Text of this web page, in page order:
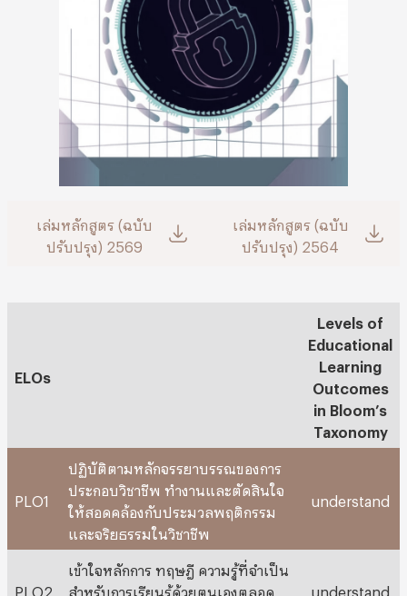
เล่มหลักสูตร (ฉบับ
ปรับปรุง) 2569
เล่มหลักสูตร (ฉบับ
ปรับปรุง) 2564
ELOs
Levels of
Educational
Learning
Outcomes
in Bloom’s
Taxonomy
PLO1
ปฏิบัติตามหลักจรรยาบรรณของการ
ประกอบวิชาชีพ ทำงานและตัดสินใจ
ให้สอดคล้องกับประมวลพฤติกรรม
และจริยธรรมในวิชาชีพ
understand
PLO2
เข้าใจหลักการ ทฤษฎี ความรู้ที่จำเป็น
สำหรับการเรียนรู้ด้วยตนเองตลอด
understand